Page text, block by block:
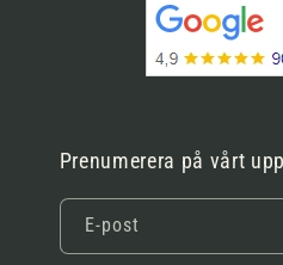
Prenumerera på vårt
E-post